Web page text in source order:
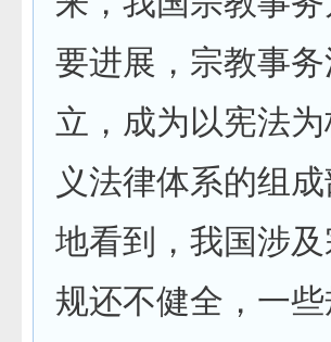
要进展，宗教事
立，成为以宪法
义法律体系的组
地看到，我国涉
规还不健全，一